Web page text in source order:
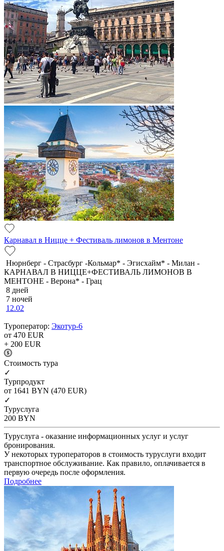
Карнавал в Ницце + Фестиваль лимонов в Ментоне
Нюрнберг - Страсбург -Кольмар* - Эгисхайм* - Милан -
КАРНАВАЛ В НИЦЦЕ+ФЕСТИВАЛЬ ЛИМОНОВ В
МЕНТОНЕ - Верона* - Грац
8 дней
7 ночей
12.02
Туроператор: Экотур-6
от 470 EUR
+ 200 EUR
Cтоимость тура
✓
Турпродукт
от 1641 BYN (470 EUR)
✓
Туруслуга
200 BYN
Туруслуга - оказание информационных услуг и услуг
бронирования.
У некоторых туроператоров в стоимость туруслуги входит
транспортное обслуживание. Как правило, оплачивается в
первую очередь после оформления.
Подробнее